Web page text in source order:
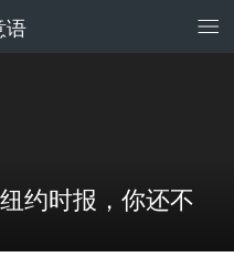
语
约时报，你还不